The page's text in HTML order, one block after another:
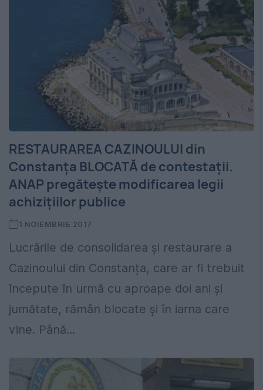
RESTAURAREA CAZINOULUI din
Constanța BLOCATĂ de contestații.
ANAP pregătește modificarea legii
achizițiilor publice
1 NOIEMBRIE 2017
Lucrările de consolidarea și restaurare a
Cazinoului din Constanța, care ar fi trebuit
începute în urmă cu aproape doi ani și
jumătate, rămân blocate și în iarna care
vine. Până...